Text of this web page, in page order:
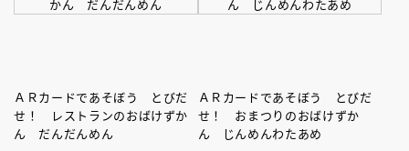
ＡＲカードであそぼう とびだ
せ！ レストランのおばけずか
ん だんだんめん
ＡＲカードであそぼう とびだ
せ！ おまつりのおばけずか
ん じんめんわたあめ